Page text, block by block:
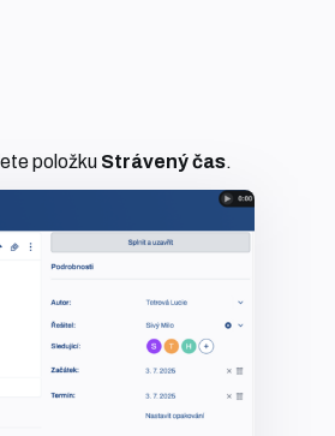
položku Strávený čas.